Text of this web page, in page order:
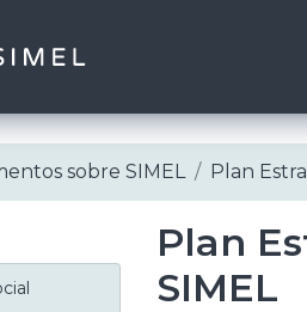
sobre SIMEL Plan
Plan
SIMEL